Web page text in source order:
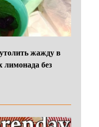
жажду в
без